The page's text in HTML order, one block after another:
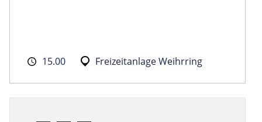
15.00 Freizeitanlage Weihrring